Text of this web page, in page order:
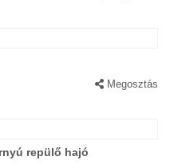
Megosztás
repülő hajó